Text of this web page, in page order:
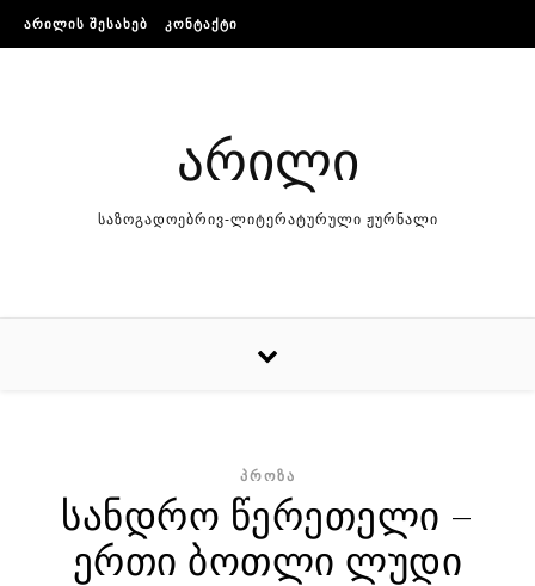
Skip to content
ᲐᲠᲘᲚᲘᲡ ᲨᲔᲡᲐᲮᲔᲑ ᲙᲝᲜᲢᲐᲥᲢᲘ
არილი
საზოგადოებრივ-ლიტერატურული ჟურნალი
ᲞᲠᲝᲖᲐ
სანდრო წერეთელი –
ერთი ბოთლი ლუდი